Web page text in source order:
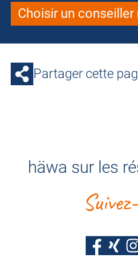
Choisir un
Partager cette
häwa sur les